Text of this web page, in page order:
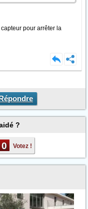
pour arrêter la
?
0 Votez !